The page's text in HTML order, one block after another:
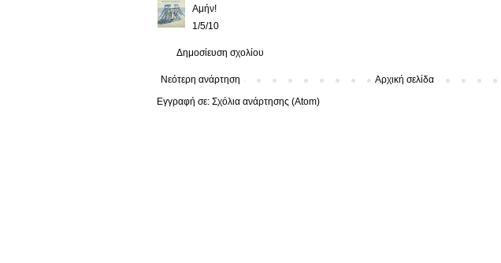
Αμήν!
1/5/10
Δημοσίευση σχολίου
Νεότερη ανάρτηση
Αρχική σελίδα
Εγγραφή σε: Σχόλια ανάρτησης (Atom)